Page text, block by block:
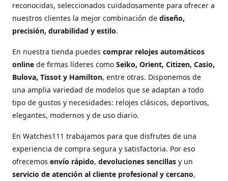
reconocidas, seleccionados cuidadosamente para ofrecer a
nuestros clientes la mejor combinación de diseño,
precisión, durabilidad y estilo.
En nuestra tienda puedes comprar relojes automáticos
online de firmas líderes como Seiko, Orient, Citizen, Casio,
Bulova, Tissot y Hamilton, entre otras. Disponemos de
una amplia variedad de modelos que se adaptan a todo
tipo de gustos y necesidades: relojes clásicos, deportivos,
elegantes, modernos y de uso diario.
En Watches111 trabajamos para que disfrutes de una
experiencia de compra segura y satisfactoria. Por eso
ofrecemos envío rápido, devoluciones sencillas y un
servicio de atención al cliente profesional y cercano,